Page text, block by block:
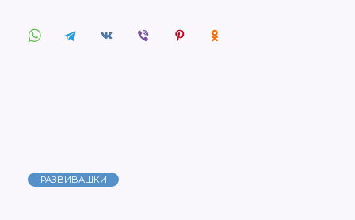
РАЗВИВАШКИ